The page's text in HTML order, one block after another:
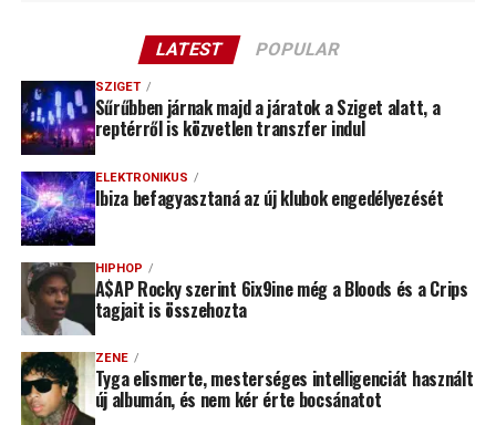
LATEST POPULAR
SZIGET
Sűrűbben járnak majd a járatok a Sziget alatt, a
reptérről is közvetlen transzfer indul
ELEKTRONIKUS
Ibiza befagyasztaná az új klubok engedélyezését
HIPHOP
A$AP Rocky szerint 6ix9ine még a Bloods és a Crips
tagjait is összehozta
ZENE
Tyga elismerte, mesterséges intelligenciát használt
új albumán, és nem kér érte bocsánatot